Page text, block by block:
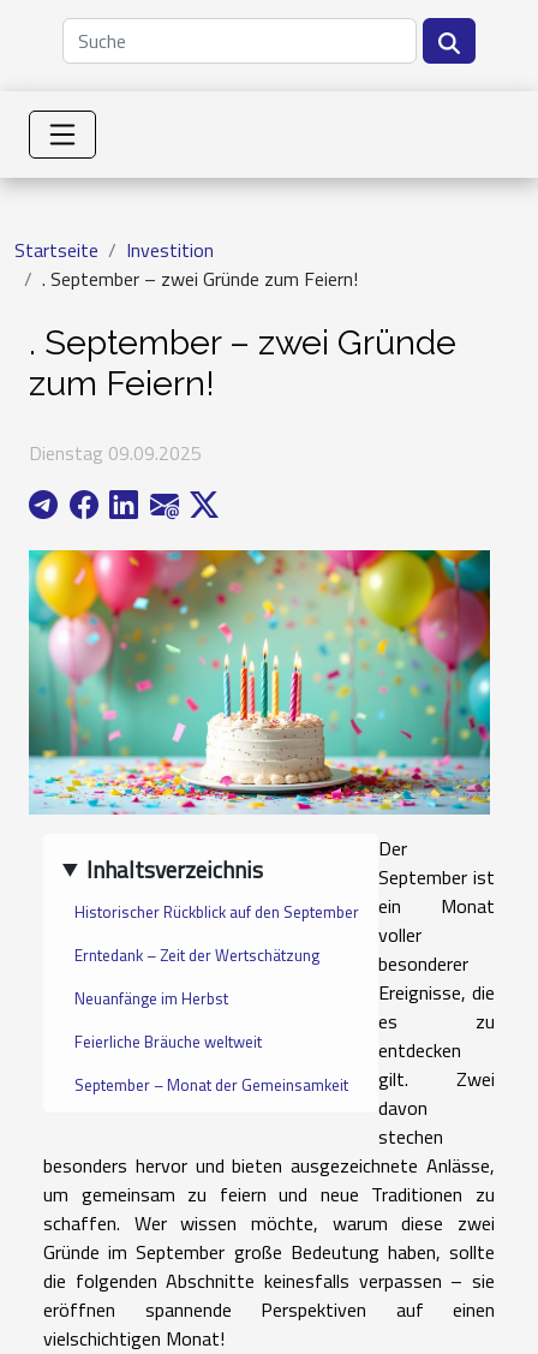
Startseite
Investition
. September – zwei Gründe zum Feiern!
. September – zwei Gründe
zum Feiern!
Dienstag 09.09.2025
Inhaltsverzeichnis
Historischer Rückblick auf den September
Erntedank – Zeit der Wertschätzung
Neuanfänge im Herbst
Feierliche Bräuche weltweit
September – Monat der Gemeinsamkeit
Der
September ist
ein Monat
voller
besonderer
Ereignisse, die
es zu
entdecken
gilt. Zwei
davon
stechen
besonders hervor und bieten ausgezeichnete Anlässe,
um gemeinsam zu feiern und neue Traditionen zu
schaffen. Wer wissen möchte, warum diese zwei
Gründe im September große Bedeutung haben, sollte
die folgenden Abschnitte keinesfalls verpassen – sie
eröffnen spannende Perspektiven auf einen
vielschichtigen Monat!